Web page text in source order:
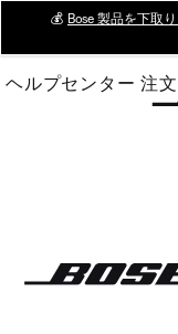
Main
💰 Bose 製品を下取
ヘルプセンター 注文